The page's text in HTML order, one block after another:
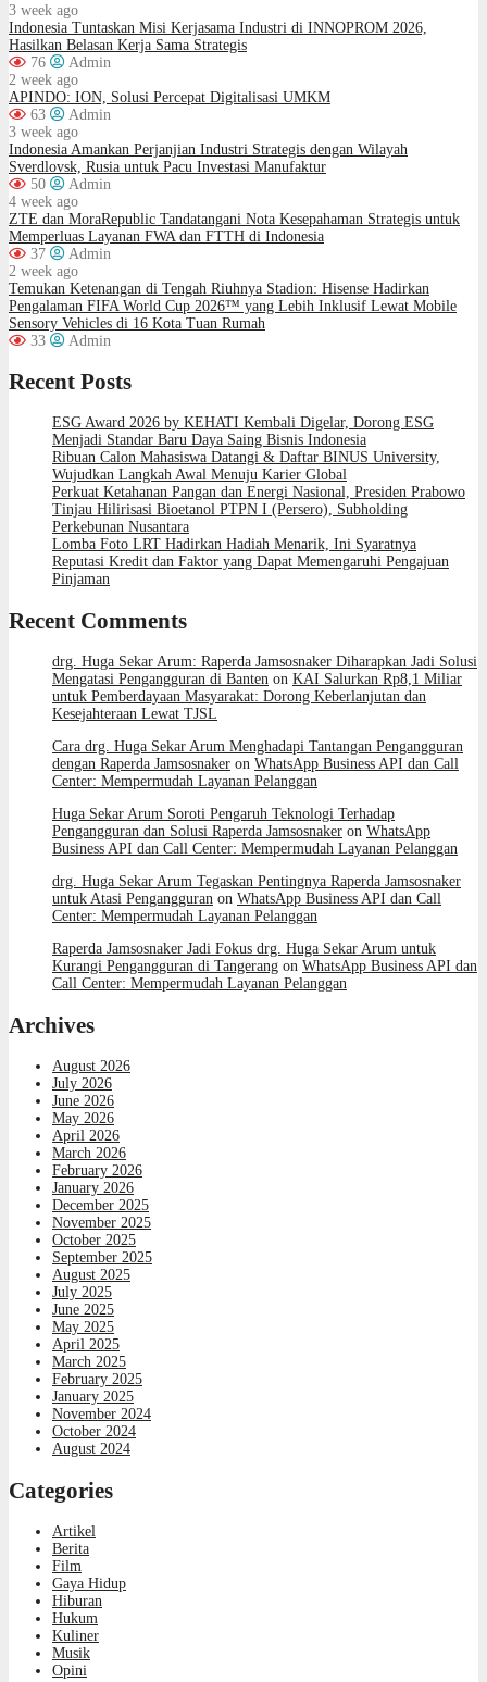
3 week ago
Indonesia Tuntaskan Misi Kerjasama Industri di INNOPROM 2026,
Hasilkan Belasan Kerja Sama Strategis
76
Admin
2 week ago
APINDO: ION, Solusi Percepat Digitalisasi UMKM
63
Admin
3 week ago
Indonesia Amankan Perjanjian Industri Strategis dengan Wilayah
Sverdlovsk, Rusia untuk Pacu Investasi Manufaktur
50
Admin
4 week ago
ZTE dan MoraRepublic Tandatangani Nota Kesepahaman Strategis untuk
Memperluas Layanan FWA dan FTTH di Indonesia
37
Admin
2 week ago
Temukan Ketenangan di Tengah Riuhnya Stadion: Hisense Hadirkan
Pengalaman FIFA World Cup 2026™ yang Lebih Inklusif Lewat Mobile
Sensory Vehicles di 16 Kota Tuan Rumah
33
Admin
Recent Posts
ESG Award 2026 by KEHATI Kembali Digelar, Dorong ESG
Menjadi Standar Baru Daya Saing Bisnis Indonesia
Ribuan Calon Mahasiswa Datangi & Daftar BINUS University,
Wujudkan Langkah Awal Menuju Karier Global
Perkuat Ketahanan Pangan dan Energi Nasional, Presiden Prabowo
Tinjau Hilirisasi Bioetanol PTPN I (Persero), Subholding
Perkebunan Nusantara
Lomba Foto LRT Hadirkan Hadiah Menarik, Ini Syaratnya
Reputasi Kredit dan Faktor yang Dapat Memengaruhi Pengajuan
Pinjaman
Recent Comments
drg. Huga Sekar Arum: Raperda Jamsosnaker Diharapkan Jadi Solusi
Mengatasi Pengangguran di Banten on KAI Salurkan Rp8,1 Miliar
untuk Pemberdayaan Masyarakat: Dorong Keberlanjutan dan
Kesejahteraan Lewat TJSL
Cara drg. Huga Sekar Arum Menghadapi Tantangan Pengangguran
dengan Raperda Jamsosnaker on WhatsApp Business API dan Call
Center: Mempermudah Layanan Pelanggan
Huga Sekar Arum Soroti Pengaruh Teknologi Terhadap
Pengangguran dan Solusi Raperda Jamsosnaker on WhatsApp
Business API dan Call Center: Mempermudah Layanan Pelanggan
drg. Huga Sekar Arum Tegaskan Pentingnya Raperda Jamsosnaker
untuk Atasi Pengangguran on WhatsApp Business API dan Call
Center: Mempermudah Layanan Pelanggan
Raperda Jamsosnaker Jadi Fokus drg. Huga Sekar Arum untuk
Kurangi Pengangguran di Tangerang on WhatsApp Business API dan
Call Center: Mempermudah Layanan Pelanggan
Archives
August 2026
July 2026
June 2026
May 2026
April 2026
March 2026
February 2026
January 2026
December 2025
November 2025
October 2025
September 2025
August 2025
July 2025
June 2025
May 2025
April 2025
March 2025
February 2025
January 2025
November 2024
October 2024
August 2024
Categories
Artikel
Berita
Film
Gaya Hidup
Hiburan
Hukum
Kuliner
Musik
Opini